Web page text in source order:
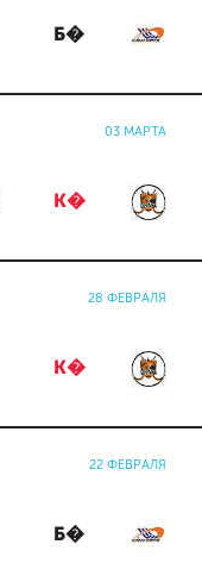
Б�
03 МАРТА
К�
28 ФЕВРАЛЯ
К�
22 ФЕВРАЛЯ
Б�